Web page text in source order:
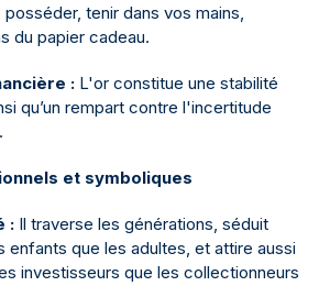
tenir dans vos mains,
du papier cadeau.
: L'or constitue une stabilité
qu’un rempart contre l'incertitude
et symboliques
: Il traverse les générations, séduit
enfants que les adultes, et attire aussi
investisseurs que les collectionneurs